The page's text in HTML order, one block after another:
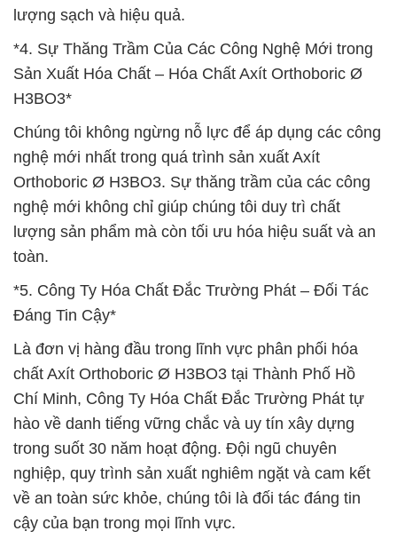
lượng sạch và hiệu quả.
*4. Sự Thăng Trầm Của Các Công Nghệ Mới trong
Sản Xuất Hóa Chất – Hóa Chất Axít Orthoboric Ø
H3BO3*
Chúng tôi không ngừng nỗ lực để áp dụng các công
nghệ mới nhất trong quá trình sản xuất Axít
Orthoboric Ø H3BO3. Sự thăng trầm của các công
nghệ mới không chỉ giúp chúng tôi duy trì chất
lượng sản phẩm mà còn tối ưu hóa hiệu suất và an
toàn.
*5. Công Ty Hóa Chất Đắc Trường Phát – Đối Tác
Đáng Tin Cậy*
Là đơn vị hàng đầu trong lĩnh vực phân phối hóa
chất Axít Orthoboric Ø H3BO3 tại Thành Phố Hồ
Chí Minh, Công Ty Hóa Chất Đắc Trường Phát tự
hào về danh tiếng vững chắc và uy tín xây dựng
trong suốt 30 năm hoạt động. Đội ngũ chuyên
nghiệp, quy trình sản xuất nghiêm ngặt và cam kết
về an toàn sức khỏe, chúng tôi là đối tác đáng tin
cậy của bạn trong mọi lĩnh vực.